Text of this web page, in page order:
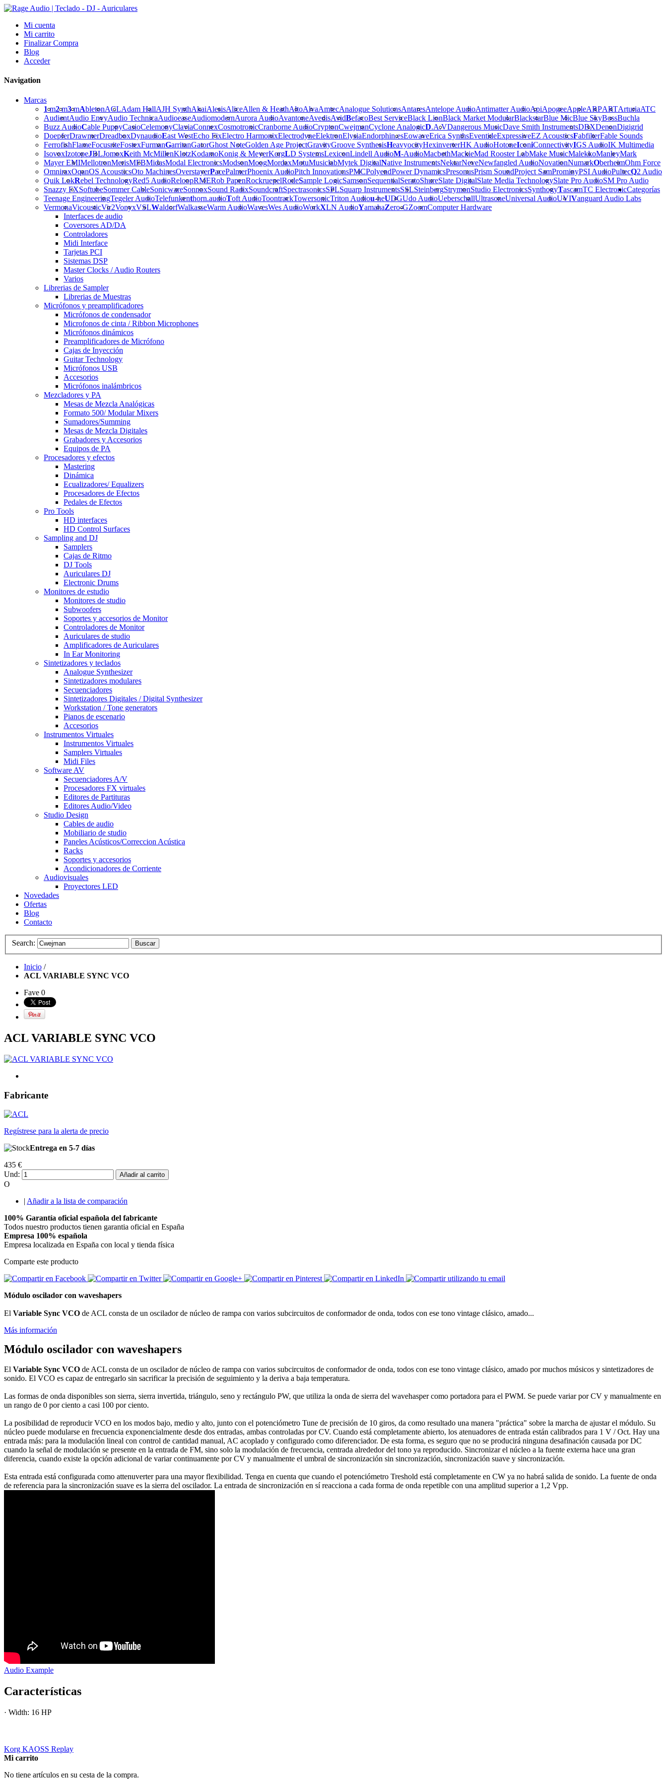
Mi cuenta
Mi carrito
Finalizar Compra
Blog
Acceder
Navigation
Marcas
1m2m3mAbletonACLAdam HallAJH SynthAkaiAlesisAliceAllen & HeathAltoAlvaAmtecAnalogue SolutionsAntaresAntelope AudioAntimatter AudioApiApogeeAppleARPARTArturiaATC
AudientAudio EnvyAudio TechnicaAudioeaseAudiomodernAurora AudioAvantoneAvedisAvidBefacoBest ServiceBlack LionBlack Market ModularBlackstarBlue MicBlue SkyBossBuchla
Buzz AudioCable PuppyCasioCelemonyClaviaConnexCosmotronicCranborne AudioCryptonCwejmanCyclone AnalogicD.A.VDangerous MusicDave Smith InstrumentsDBXDenonDigigrid
DoepferDrawmerDreadboxDynaudioEast WestEcho FixElectro HarmonixElectrodyneElektronElysiaEndorphin.esEowaveErica SynthsEventideExpressiveEZ AcousticsFabfilterFable Sounds
FerrofishFlameFocusriteFostexFurmanGarritanGatorGhost NoteGolden Age ProjectGravityGroove SynthesisHeavyocityHexinverterHK AudioHotoneIconiConnectivityIGS AudioIK Multimedia
IsovoxIzotopeJBLJomoxKeith McMillenKlotzKodamoKonig & MeyerKorgLD SystemsLexiconLindell AudioM-AudioMacbethMackieMad Rooster LabMake MusicMalekkoManleyMark
Mayer EMIMellotronMerisMFBMidasModal ElectronicsModsonMoogMordaxMotuMusiclabMytek DigitalNative InstrumentsNektarNeveNewfangled AudioNovationNumarkOberheimOhm Force
OmniraxOqanOS AcousticsOto MachinesOverstayerPacePalmerPhoenix AudioPitch InnovationsPMCPolyendPower DynamicsPresonusPrism SoundProject SamProminyPSI AudioPultecQ2 Audio
Quik LokRebel TechnologyRed5 AudioReloopRMERob PapenRockruepelRodeSample LogicSamsonSequentialSeratoShureSlate DigitalSlate Media TechnologySlate Pro AudioSM Pro Audio
Snazzy FXSoftubeSommer CableSonicwareSonnoxSound RadixSoundcraftSpectrasonicsSPLSquarp InstrumentsSSLSteinbergStrymonStudio ElectronicsSynthogyTascamTC Electronic
Teenage EngineeringTegeler AudioTelefunkenthorn.audioToft AudioToontrackTowersonicTriton Audiou-heUDGUdo AudioUeberschallUltrasoneUniversal AudioUVIVanguard Audio Labs
VermonaVicousticVir2VonyxVSLWaldorfWalkasseWarm AudioWavesWes AudioWorkXLN AudioYamahaZero-GZoom
Categorías
Computer Hardware
Interfaces de audio
Coversores AD/DA
Controladores
Midi Interface
Tarjetas PCI
Sistemas DSP
Master Clocks / Audio Routers
Varios
Librerias de Sampler
Librerias de Muestras
Micrófonos y preamplificadores
Micrófonos de condensador
Microfonos de cinta / Ribbon Microphones
Micrófonos dinámicos
Preamplificadores de Micrófono
Cajas de Inyección
Guitar Technology
Micrófonos USB
Accesorios
Micrófonos inalámbricos
Mezcladores y PA
Mesas de Mezcla Analógicas
Formato 500/ Modular Mixers
Sumadores/Summing
Mesas de Mezcla Digitales
Grabadores y Accesorios
Equipos de PA
Procesadores y efectos
Mastering
Dinámica
Ecualizadores/ Equalizers
Procesadores de Efectos
Pedales de Efectos
Pro Tools
HD interfaces
HD Control Surfaces
Sampling and DJ
Samplers
Cajas de Ritmo
DJ Tools
Auriculares DJ
Electronic Drums
Monitores de estudio
Monitores de studio
Subwoofers
Soportes y accesorios de Monitor
Controladores de Monitor
Auriculares de studio
Amplificadores de Auriculares
In Ear Monitoring
Sintetizadores y teclados
Analogue Synthesizer
Sintetizadores modulares
Secuenciadores
Sintetizadores Digitales / Digital Synthesizer
Workstation / Tone generators
Pianos de escenario
Accesorios
Instrumentos Virtuales
Instrumentos Virtuales
Samplers Virtuales
Midi Files
Software AV
Secuenciadores A/V
Procesadores FX virtuales
Editores de Partituras
Editores Audio/Video
Studio Design
Cables de audio
Mobiliario de studio
Paneles Acústicos/Correccion Acústica
Racks
Soportes y accesorios
Acondicionadores de Corriente
Audiovisuales
Proyectores LED
Novedades
Ofertas
Blog
Contacto
Search: Buscar
Inicio /
ACL VARIABLE SYNC VCO
Fave 0
ACL VARIABLE SYNC VCO
Fabricante
Regístrese para la alerta de precio
Entrega en 5-7 días
435 €
Und:
Añadir al carrito
O
| Añadir a la lista de comparación
100% Garantía oficial española del fabricante
Todos nuestro productos tienen garantia oficial en España
Empresa 100% española
Empresa localizada en España con local y tienda física
Comparte este producto
Módulo oscilador con waveshapers
El Variable Sync VCO de ACL consta de un oscilador de núcleo de rampa con varios subcircuitos de conformador de onda, todos con ese tono vintage clásico, amado...
Más información
Módulo oscilador con waveshapers
El Variable Sync VCO de ACL consta de un oscilador de núcleo de rampa con varios subcircuitos de conformador de onda, todos con ese tono vintage clásico, amado por muchos músicos y sintetizadores de
sonido. El VCO es capaz de entregarlo sin sacrificar la precisión de seguimiento y la deriva a baja temperatura.
Las formas de onda disponibles son sierra, sierra invertida, triángulo, seno y rectángulo PW, que utiliza la onda de sierra del wavehasper como portadora para el PWM. Se puede variar por CV y ​​manualmente en
un rango de 0 por ciento a casi 100 por ciento.
La posibilidad de reproducir VCO en los modos bajo, medio y alto, junto con el potenciómetro Tune de precisión de 10 giros, da como resultado una manera "práctica" sobre la marcha de ajustar el módulo. Su
núcleo puede modularse en frecuencia exponencialmente desde dos entradas, ambas controladas por CV. Cuando está completamente abierto, los atenuadores de entrada están calibrados para 1 V / Oct. Hay una
entrada más: para la modulación lineal con control de cantidad manual, AC acoplado y configurado como diferenciador. De esta forma, es seguro que no se producirá ninguna desafinación causada por DC
cuando la señal de modulación se presente en la entrada de FM, sino solo la modulación de frecuencia, centrada alrededor del tono ya reproducido. Sincronizar el núcleo a la fuente externa hace una gran
diferencia, cuando existe la opción adicional de variar continuamente por CV y ​​manualmente el umbral de sincronización sin sincronización, sincronización suave y sincronización.
Esta entrada está configurada como attenuverter para una mayor flexibilidad. Tenga en cuenta que cuando el potenciómetro Treshold está completamente en CW ya no habrá salida de sonido. La fuente de onda
de referencia para la sincronización suave es la sierra del oscilador. La entrada de sincronización en sí reacciona a cada forma de onda repetible con una amplitud superior a 1,2 Vpp.
Audio Example
Características
· Width: 16 HP
Korg KAOSS Replay
Mi carrito
No tiene artículos en su cesta de la compra.